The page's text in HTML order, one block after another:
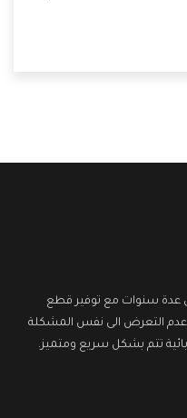
التى تكون من أهم
عدة سنوات مع توفير قطع
التعرض الى نفس المشكلة
تتم بشكل سريع ومتميز.